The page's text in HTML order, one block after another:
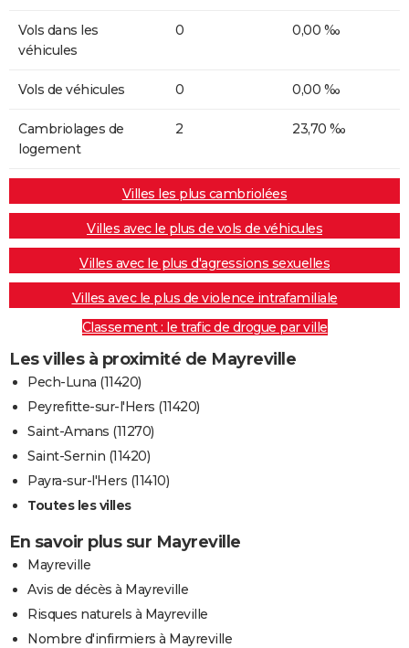
Vols dans les
véhicules
0 0,00 ‰
Vols de véhicules 0 0,00 ‰
Cambriolages de
logement
2 23,70 ‰
Villes les plus cambriolées
Villes avec le plus de vols de véhicules
Villes avec le plus d'agressions sexuelles
Villes avec le plus de violence intrafamiliale
Classement : le trafic de drogue par ville
Les villes à proximité de Mayreville
Pech-Luna (11420)
Peyrefitte-sur-l'Hers (11420)
Saint-Amans (11270)
Saint-Sernin (11420)
Payra-sur-l'Hers (11410)
Toutes les villes
En savoir plus sur Mayreville
Mayreville
Avis de décès à Mayreville
Risques naturels à Mayreville
Nombre d'infirmiers à Mayreville